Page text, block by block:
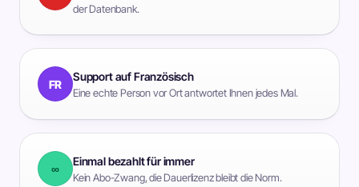
der Datenbank.
FR
Support auf Französisch
Eine echte Person vor Ort antwortet Ihnen jedes Mal.
∞
Einmal bezahlt für immer
Kein Abo-Zwang, die Dauerlizenz bleibt die Norm.